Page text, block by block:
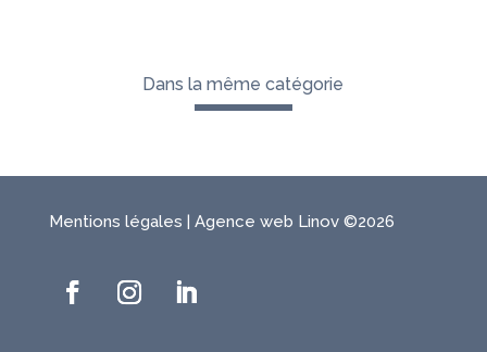
Dans la même catégorie
Mentions légales | Agence web Linov©2026